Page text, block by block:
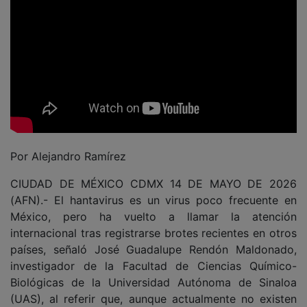
Por Alejandro Ramírez
CIUDAD DE MÉXICO CDMX 14 DE MAYO DE 2026
(AFN).- El hantavirus es un virus poco frecuente en
México, pero ha vuelto a llamar la atención
internacional tras registrarse brotes recientes en otros
países, señaló José Guadalupe Rendón Maldonado,
investigador de la Facultad de Ciencias Químico-
Biológicas de la Universidad Autónoma de Sinaloa
(UAS), al referir que, aunque actualmente no existen